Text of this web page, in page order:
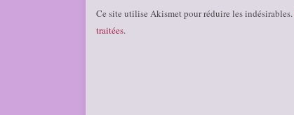
Ce site utilise Akismet pour réduire les indésirables.
traitées.